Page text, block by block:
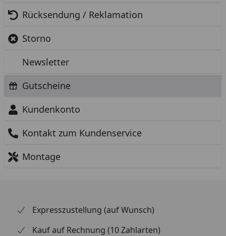
Rücksendung / Reklamation
Storno
Newsletter
Gutscheine
Kundenkonto
Kontakt zum Kundenservice
Montage
Expresszustellung (auf Wunsch)
Kauf auf Rechnung (10 Zahlarten)